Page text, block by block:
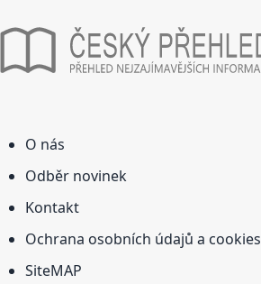
O nás
Odběr novinek
Kontakt
Ochrana osobních údajů a cookies
SiteMAP